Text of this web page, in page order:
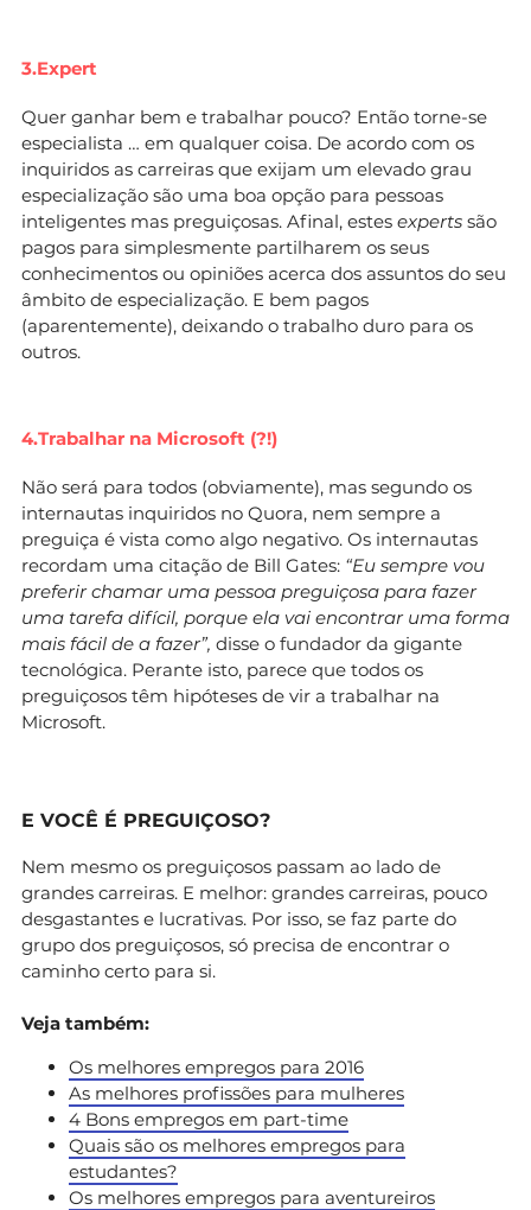
3.Expert
Quer ganhar bem e trabalhar pouco? Então torne-se
especialista … em qualquer coisa. De acordo com os
inquiridos as carreiras que exijam um elevado grau
especialização são uma boa opção para pessoas
inteligentes mas preguiçosas. Afinal, estes experts são
pagos para simplesmente partilharem os seus
conhecimentos ou opiniões acerca dos assuntos do seu
âmbito de especialização. E bem pagos
(aparentemente), deixando o trabalho duro para os
outros.
4.Trabalhar na Microsoft (?!)
Não será para todos (obviamente), mas segundo os
internautas inquiridos no Quora, nem sempre a
preguiça é vista como algo negativo. Os internautas
recordam uma citação de Bill Gates: “Eu sempre vou
preferir chamar uma pessoa preguiçosa para fazer
uma tarefa difícil, porque ela vai encontrar uma forma
mais fácil de a fazer”, disse o fundador da gigante
tecnológica. Perante isto, parece que todos os
preguiçosos têm hipóteses de vir a trabalhar na
Microsoft.
E VOCÊ É PREGUIÇOSO?
Nem mesmo os preguiçosos passam ao lado de
grandes carreiras. E melhor: grandes carreiras, pouco
desgastantes e lucrativas. Por isso, se faz parte do
grupo dos preguiçosos, só precisa de encontrar o
caminho certo para si.
Veja também:
Os melhores empregos para 2016
As melhores profissões para mulheres
4 Bons empregos em part-time
Quais são os melhores empregos para
estudantes?
Os melhores empregos para aventureiros